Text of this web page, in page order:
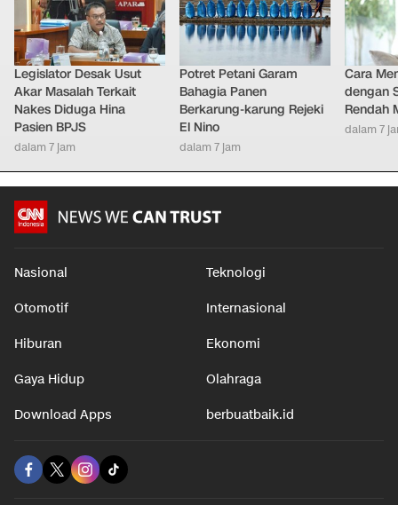
Legislator Desak Usut
Akar Masalah Terkait
Nakes Diduga Hina
Pasien BPJS
dalam 7 jam
Potret Petani Garam
Bahagia Panen
Berkarung-karung Rejeki
El Nino
dalam 7 jam
Cara
dengan
Rendah
dalam 7
Nasional Teknologi
Otomotif Internasional
Hiburan Ekonomi
Gaya Hidup Olahraga
Download Apps berbuatbaik.id